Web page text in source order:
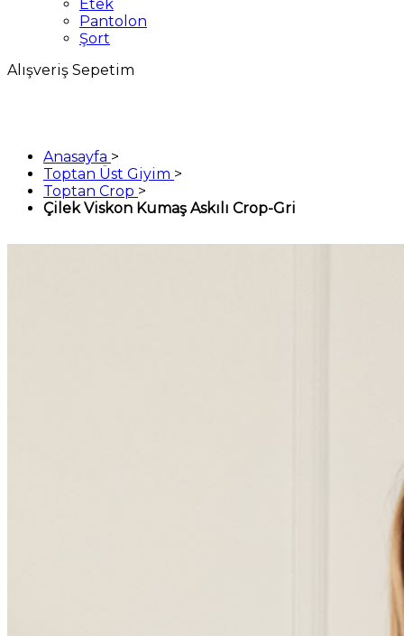
Etek
Pantolon
Şort
Alışveriş Sepetim
Anasayfa >
Toptan Üst Giyim >
Toptan Crop >
Çilek Viskon Kumaş Askılı Crop-Gri